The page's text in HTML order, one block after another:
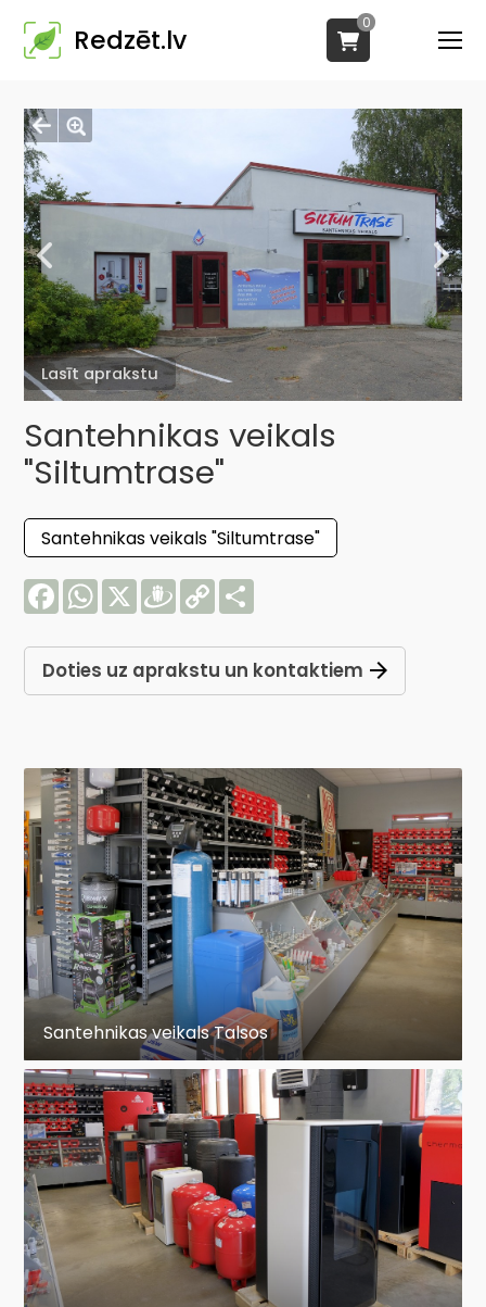
Redzēt.lv
0
Lasīt aprakstu
Santehnikas veikals
"Siltumtrase"
Santehnikas veikals "Siltumtrase"
FacebookWhatsApp
X Draugiem
Copy
Link
Doties uz aprakstu un kontaktiem
Santehnikas veikals Talsos